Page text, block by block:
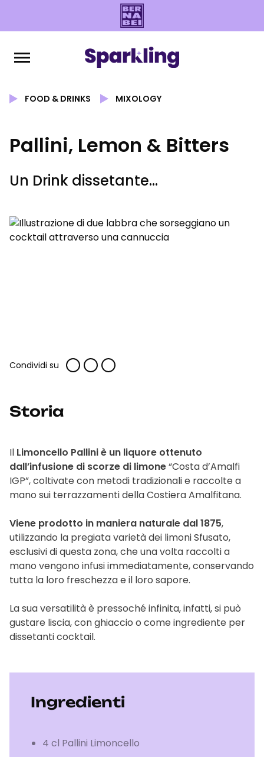
FOOD & DRINKS MIXOLOGY
Pallini, Lemon & Bitters
Un Drink dissetante...
Condividi su
Storia
Il Limoncello Pallini è un liquore ottenuto
dall’infusione di scorze di limone“Costa d’Amalfi
IGP”, coltivate con metodi tradizionali e raccolte a
mano sui terrazzamenti della Costiera Amalfitana.
Viene prodotto in maniera naturale dal 1875,
utilizzando la pregiata varietà dei limoni Sfusato,
esclusivi di questa zona, che una volta raccolti a
mano vengono infusi immediatamente, conservando
tutta la loro freschezza e il loro sapore.
La sua versatilità è pressoché infinita, infatti, si può
gustare liscia, con ghiaccio o come ingrediente per
dissetanti cocktail.
Ingredienti
4 cl Pallini Limoncello